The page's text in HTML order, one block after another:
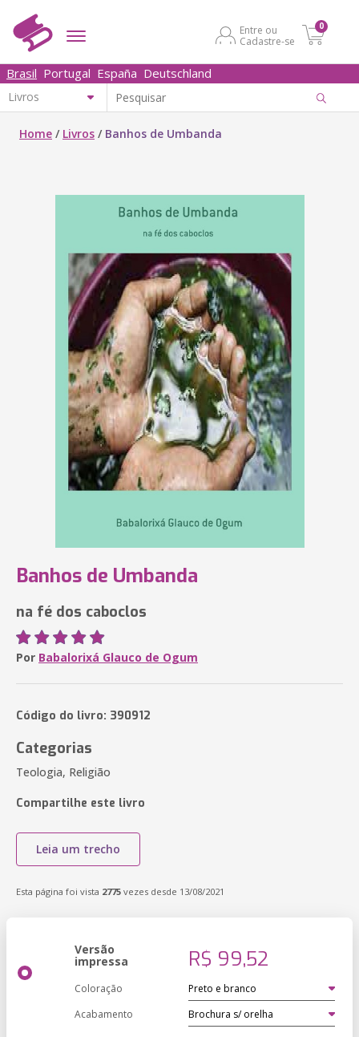
Entre ou
Cadastre-se
0
Brasil Portugal España Deutschland
Home / Livros / Banhos de Umbanda
Banhos de Umbanda
na fé dos caboclos
Por Babalorixá Glauco de Ogum
Código do livro: 390912
Categorias
Teologia, Religião
Compartilhe este livro
Leia um trecho
Esta página foi vista 2775 vezes desde 13/08/2021
Versão
impressa R$ 99,52
Coloração
Acabamento